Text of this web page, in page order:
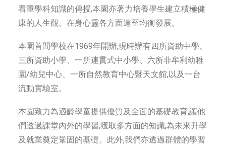
看重學科知識的傳授,本園亦著力培養學生建立積極健
康的人生觀、在身心靈各方面達至均衡發展。
本園首間學校在1969年開辦,現時辦有四所資助中學、
三所資助小學、一所連貫式中小學、六所非牟利幼稚
園/幼兒中心、一所自然教育中心暨天文館,以及一台
流動實驗室。
本園致力為適齡學童提供優質及全面的基礎教育,讓他
們透過課堂內外的學習,獲取多方面的知識,為未來升學
及就業奠定鞏固的基礎。此外,我們亦透過群體的學習